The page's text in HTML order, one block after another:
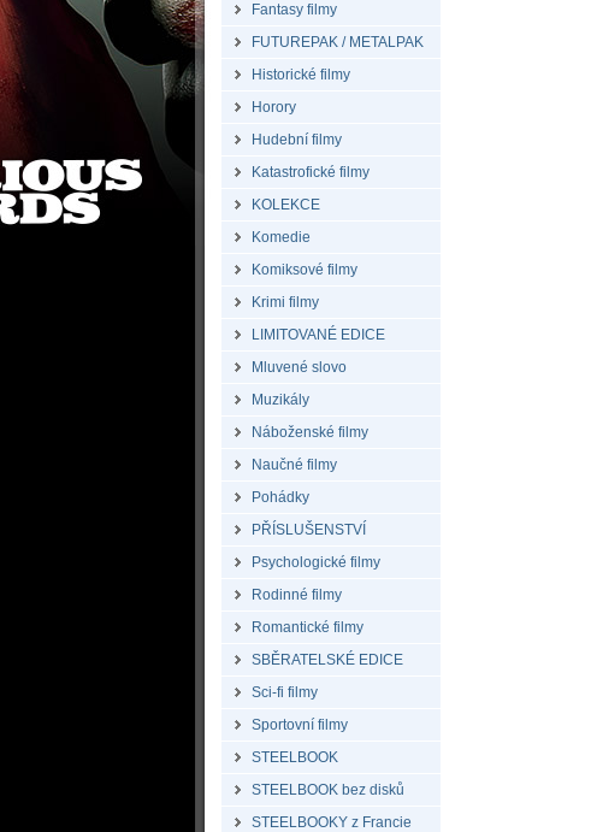
Fantasy filmy
FUTUREPAK / METALPAK
Historické filmy
Horory
Hudební filmy
Katastrofické filmy
KOLEKCE
Komedie
Komiksové filmy
Krimi filmy
LIMITOVANÉ EDICE
Mluvené slovo
Muzikály
Náboženské filmy
Naučné filmy
Pohádky
PŘÍSLUŠENSTVÍ
Psychologické filmy
Rodinné filmy
Romantické filmy
SBĚRATELSKÉ EDICE
Sci-fi filmy
Sportovní filmy
STEELBOOK
STEELBOOK bez disků
STEELBOOKY z Francie